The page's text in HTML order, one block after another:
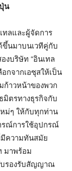
น
ทลและผู้จัดการ
นมาบนเวทีคู่กับ
งบริษัท “อินเทล
กจากเอซุสให้เป็น
ก้าวหน้าของพวก
มิตรทางธุรกิจกับ
ม่ๆ ให้กับทุกท่าน
รณ์การใช้อุปกรณ์
ความทันสมัย
มาพร้อม
บรองรับสัญญาณ